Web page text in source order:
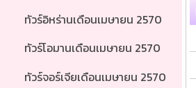
ทัวร์อิหร่านเดือนเมษายน 2570
ทัวร์โอมานเดือนเมษายน 2570
ทัวร์จอร์เจียเดือนเมษายน 2570